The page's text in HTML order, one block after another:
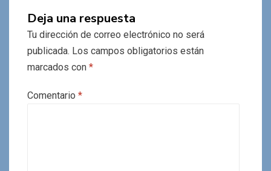
Deja una respuesta
Tu dirección de correo electrónico no será
publicada. Los campos obligatorios están
marcados con *
Comentario *